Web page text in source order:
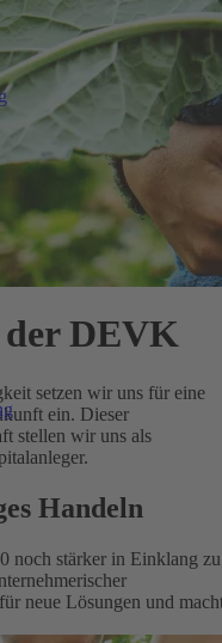
DEVK
setzen wir uns für eine
ein. Dieser
stellen wir uns als
Handeln
noch stärker in Einklang zu
neue Lösungen und